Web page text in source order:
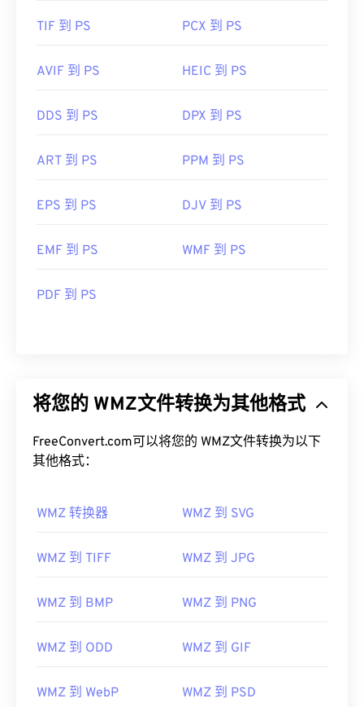
TIF 到 PS PCX 到 PS
AVIF 到 PS HEIC 到 PS
DDS 到 PS DPX 到 PS
ART 到 PS PPM 到 PS
EPS 到 PS DJV 到 PS
EMF 到 PS WMF 到 PS
PDF 到 PS
将您的 WMZ文件转换为其他格式
FreeConvert.com可以将您的 WMZ文件转换为以下
其他格式：
WMZ 转换器 WMZ 到 SVG
WMZ 到 TIFF WMZ 到 JPG
WMZ 到 BMP WMZ 到 PNG
WMZ 到 ODD WMZ 到 GIF
WMZ 到 WebP WMZ 到 PSD